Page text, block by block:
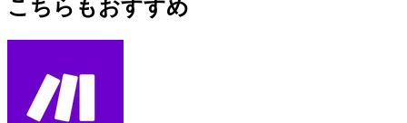
こちらもおすすめ